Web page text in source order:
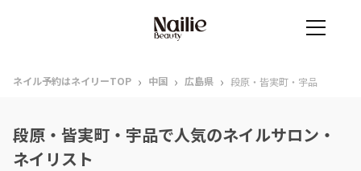
ネイル予約はネイリーTOP › 中国 › 広島県 › 段原・皆実町・宇品
段原・皆実町・宇品で人気のネイルサロン・
ネイリスト